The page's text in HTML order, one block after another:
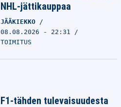
NHL-jättikauppaa
JÄÄKIEKKO
08.08.2026 - 22:31
TOIMITUS
F1-tähden tulevaisuudesta